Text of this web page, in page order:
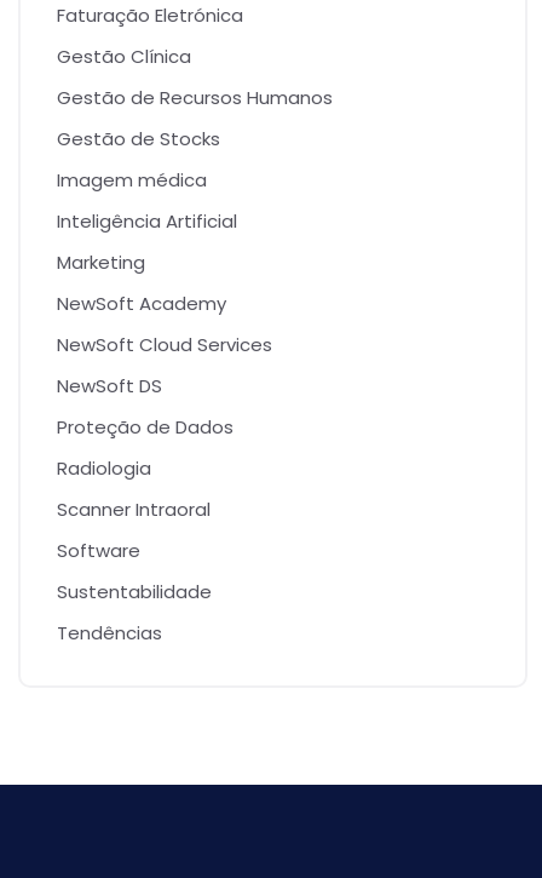
Faturação Eletrónica
Gestão Clínica
Gestão de Recursos Humanos
Gestão de Stocks
Imagem médica
Inteligência Artificial
Marketing
NewSoft Academy
NewSoft Cloud Services
NewSoft DS
Proteção de Dados
Radiologia
Scanner Intraoral
Software
Sustentabilidade
Tendências